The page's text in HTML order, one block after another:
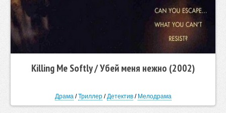
Killing Me Softly / Убей меня нежно (2002)
Драма/Триллер/Детектив/ Мелодрама